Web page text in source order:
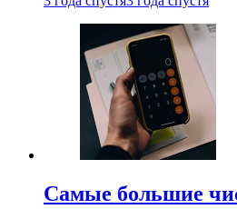
Самые большие